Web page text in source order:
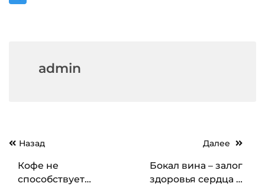
admin
Навигация
записям
Назад
Кофе не
способствует
Далее
Бокал вина – залог
здоровья сердца и